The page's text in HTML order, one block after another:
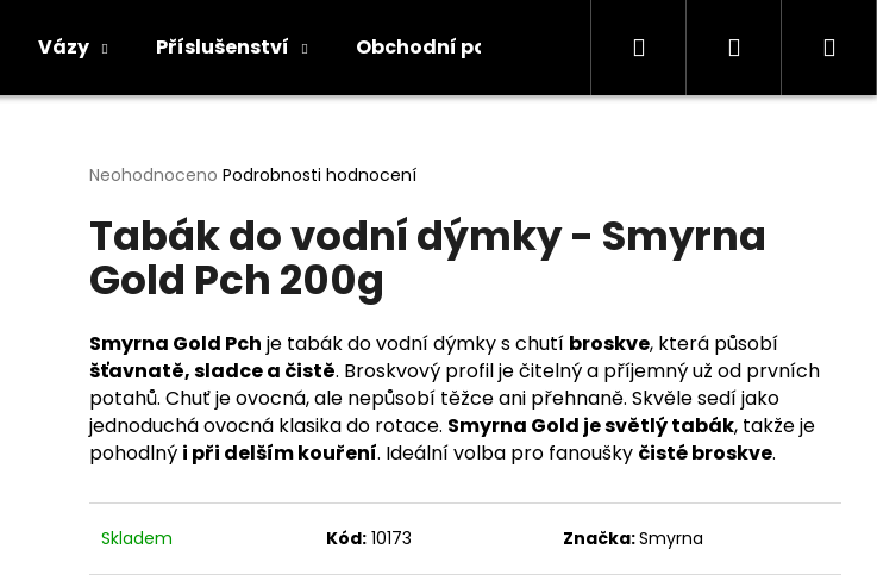
Vázy Příslušenství Obchodní podmínky Kontakty Informace
Hledat Přihlášení
Průměrné
produktu
0,0
z
hvězdiček.
Neohodnoceno Podrobnosti hodnocení
Tabák do vodní dýmky - Smyrna
Gold Pch 200g
Smyrna Gold Pch je tabák do vodní dýmky s chutí broskve, která působí
šťavnatě, sladce a čistě. Broskvový profil je čitelný a příjemný už od prvních
potahů. Chuť je ovocná, ale nepůsobí těžce ani přehnaně. Skvěle sedí jako
jednoduchá ovocná klasika do rotace. Smyrna Gold je světlý tabák, takže je
pohodlný i při delším kouření. Ideální volba pro fanoušky čisté broskve.
Skladem Kód: 10173 Značka:Smyrna
najít?
HLEDAT